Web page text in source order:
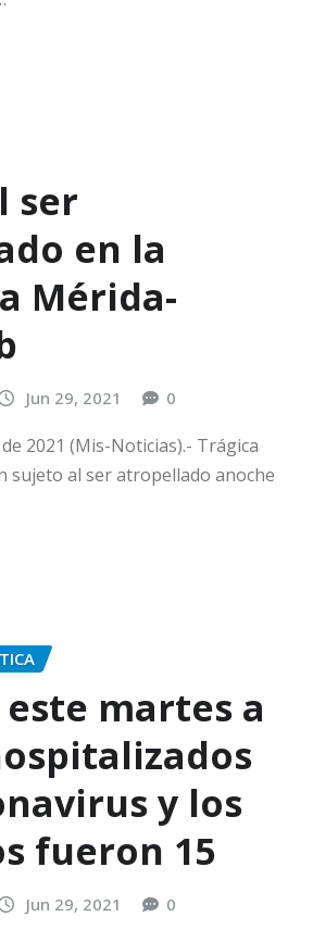
ser
en la
Mérida-
Jun 29, 2021 0
2021 (Mis-Noticias).- Trágica
sujeto al ser atropellado anoche
este martes a
y los
fueron 15
Jun 29, 2021 0